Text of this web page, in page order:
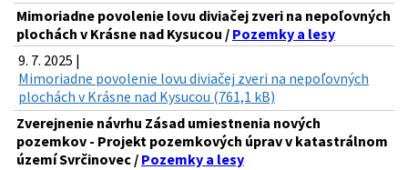
Mimoriadne povolenie lovu diviačej zveri na nepoľovných
plochách v Krásne nad Kysucou / Pozemky a lesy
9. 7. 2025 |
Mimoriadne povolenie lovu diviačej zveri na nepoľovných
plochách v Krásne nad Kysucou (761,1 kB)
Zverejnenie návrhu Zásad umiestnenia nových
pozemkov - Projekt pozemkových úprav v katastrálnom
území Svrčinovec / Pozemky a lesy